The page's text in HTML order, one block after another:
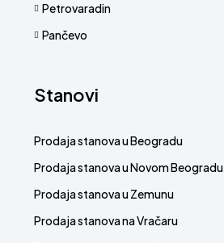
Petrovaradin
Pančevo
Stanovi
Prodaja stanova u Beogradu
Prodaja stanova u Novom Beogradu
Prodaja stanova u Zemunu
Prodaja stanova na Vračaru